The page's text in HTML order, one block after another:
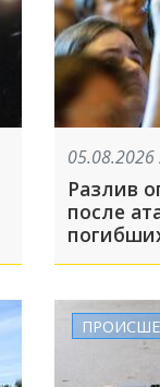
05.08.2026
Разлив
после
Архипо-
5 августа